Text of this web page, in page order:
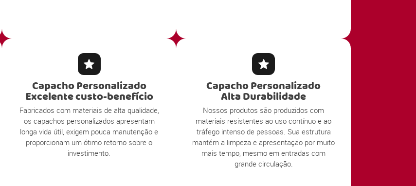
Capacho Personalizado
Excelente custo-benefício
Fabricados com materiais de alta qualidade,
os capachos personalizados apresentam
longa vida útil, exigem pouca manutenção e
proporcionam um ótimo retorno sobre o
investimento.
Capacho Personalizado
Alta Durabilidade
Nossos produtos são produzidos com
materiais resistentes ao uso contínuo e ao
tráfego intenso de pessoas. Sua estrutura
mantém a limpeza e apresentação por muito
mais tempo, mesmo em entradas com
grande circulação.